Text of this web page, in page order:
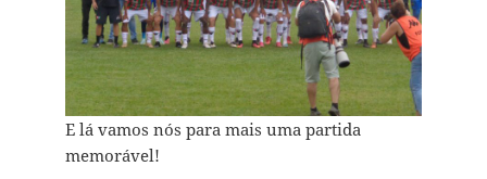
E lá vamos nós para mais uma partida
memorável!